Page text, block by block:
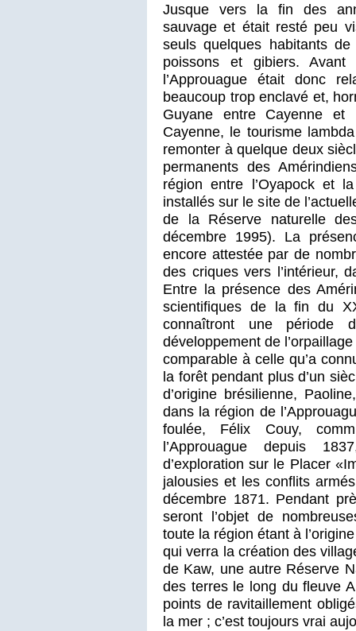
Jusque vers la fin des
sauvage et était resté peu
seuls quelques habitants
poissons et gibiers.
l’Approuague était donc
beaucoup trop enclavé et,
Guyane entre Cayenne et
Cayenne, le tourisme
remonter à quelque deux
permanents des
région entre l’Oyapock et
installés sur le site de
de la Réserve naturelle
décembre 1995). La
encore attestée par de
des criques vers l’intérieur,
Entre la présence des
scientifiques de la fin du
connaîtront une période
développement de
comparable à celle qu’a
la forêt pendant plus d’un
d’origine brésilienne,
dans la région de
foulée, Félix Couy,
l’Approuague depuis
d’exploration sur le Placer
jalousies et les conflits
décembre 1871. Pendant
seront l’objet de
toute la région étant à
qui verra la création des
de Kaw, une autre Réserve
des terres le long du fleuve
points de ravitaillement
la mer ; c’est toujours vrai